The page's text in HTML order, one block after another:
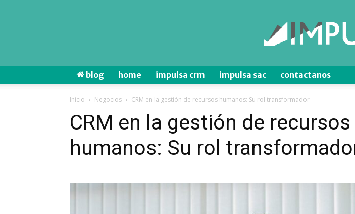
de
blog home impulsa crm impulsa sac contactanos
Inicio Negocios CRM en la gestión de recursos humanos: Su rol transformador
CRM en la gestión de recursos
humanos: Su rol